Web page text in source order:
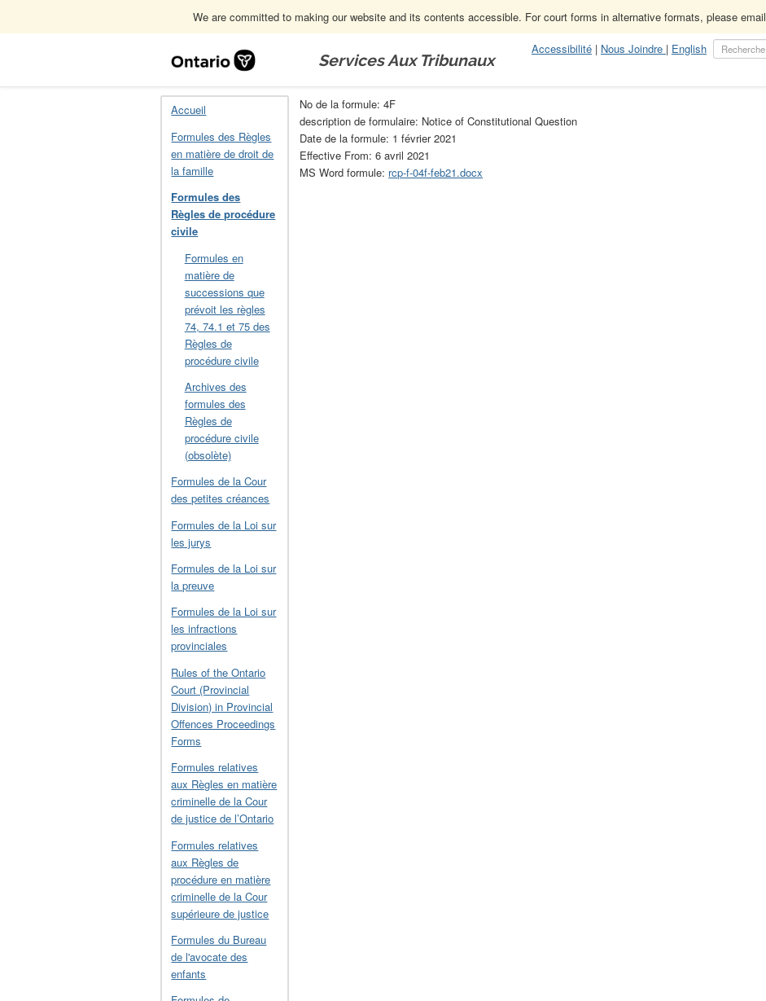
We are committed to making our website and its contents accessible. For court forms in alternative formats, please email
Navigation
Services Aux Tribunaux
Accessibilité| Nous Joindre | English
Accueil
Formules des Règles de procédure civile 4F
Accueil
Formules des Règles
en matière de droit de
la famille
Formules des
Règles de procédure
civile
Formules en
matière de
successions que
prévoit les règles
74, 74.1 et 75 des
Règles de
procédure civile
Archives des
formules des
Règles de
procédure civile
(obsolète)
Formules de la Cour
des petites créances
Formules de la Loi sur
les jurys
Formules de la Loi sur
la preuve
Formules de la Loi sur
les infractions
provinciales
Rules of the Ontario
Court (Provincial
Division) in Provincial
Offences Proceedings
Forms
Formules relatives
aux Règles en matière
criminelle de la Cour
de justice de l’Ontario
Formules relatives
aux Règles de
procédure en matière
criminelle de la Cour
supérieure de justice
Formules du Bureau
de l'avocate des
enfants
No de la formule: 4F
description de formulaire: Notice of Constitutional Question
Date de la formule: 1 février 2021
Effective From: 6 avril 2021
MS Word formule: rcp-f-04f-feb21.docx